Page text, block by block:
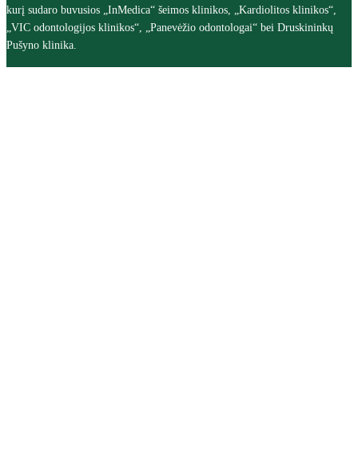
kurį sudaro buvusios „InMedica“ šeimos klinikos, „Kardiolitos klinikos“,
„VIC odontologijos klinikos“, „Panevėžio odontologai“ bei Druskininkų
Pušyno klinika.